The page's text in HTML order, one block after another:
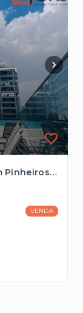
Apartamento mobiliado à venda em Pinheiros com 67m², 1 suíte próximo ao Metrô Fradique Coutinho
VENDA